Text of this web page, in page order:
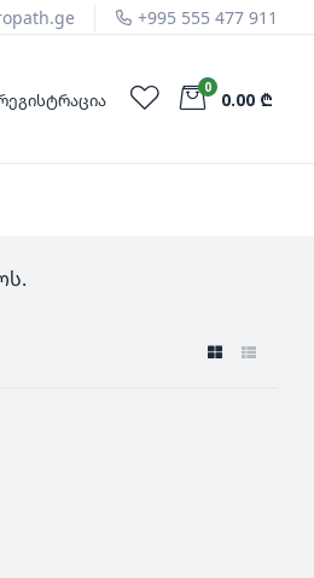
+995 555 477 911
0
0.00 ₾